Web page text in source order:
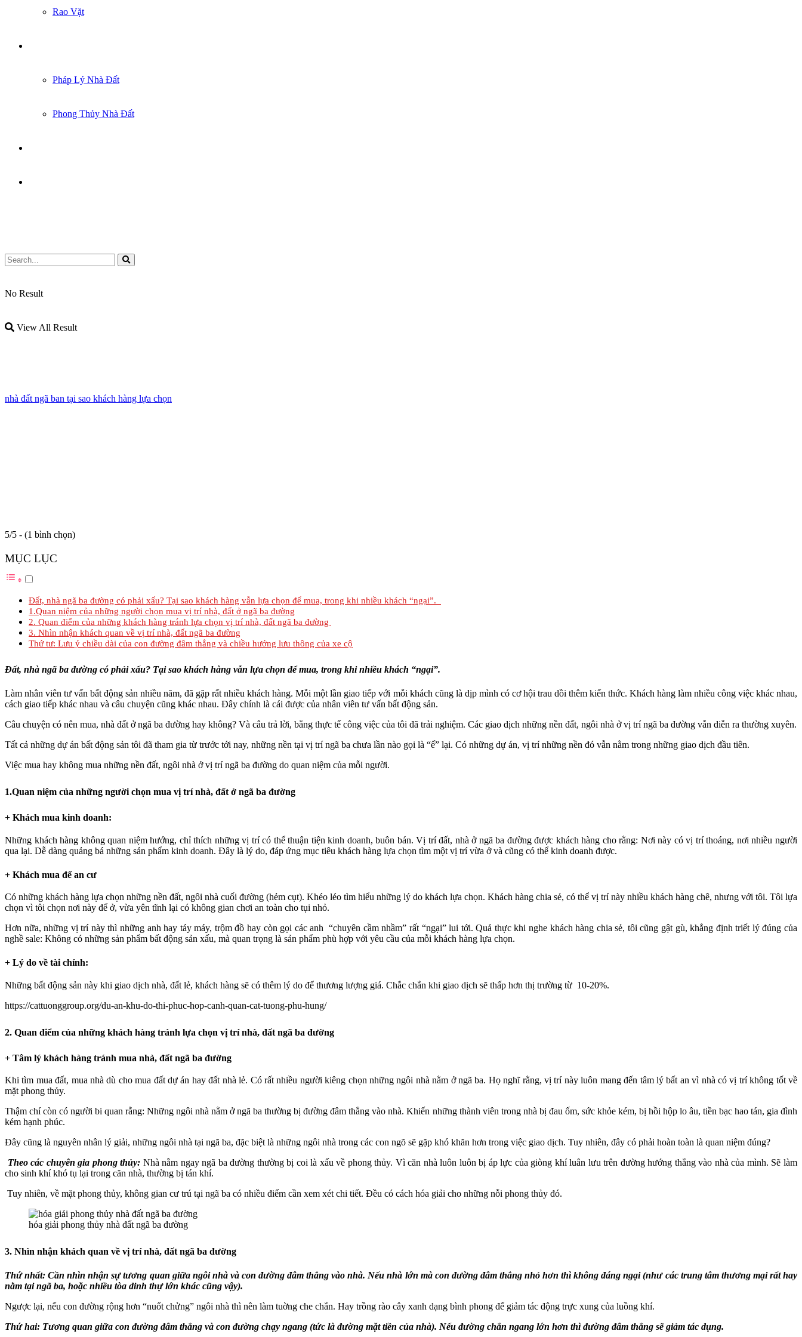
Rao Vặt
Pháp Lý Nhà Đất
Phong Thủy Nhà Đất
No Result
View All Result
nhà đất ngã ban tại sao khách hàng lựa chọn
5/5 - (1 bình chọn)
MỤC LỤC
Đất, nhà ngã ba đường có phải xấu? Tại sao khách hàng vẫn lựa chọn để mua, trong khi nhiều khách “ngại”.
1.Quan niệm của những người chọn mua vị trí nhà, đất ở ngã ba đường
2. Quan điểm của những khách hàng tránh lựa chọn vị trí nhà, đất ngã ba đường
3. Nhìn nhận khách quan về vị trí nhà, đất ngã ba đường
Thứ tư: Lưu ý chiều dài của con đường đâm thẳng và chiều hướng lưu thông của xe cộ
Đất, nhà ngã ba đường có phải xấu? Tại sao khách hàng vẫn lựa chọn để mua, trong khi nhiều khách “ngại”.
Làm nhân viên tư vấn bất động sản nhiều năm, đã gặp rất nhiều khách hàng. Mỗi một lần giao tiếp với mỗi khách cũng là dịp mình có cơ hội trau dồi thêm kiến thức. Khách hàng làm nhiều công việc khác nhau,
cách giao tiếp khác nhau và câu chuyện cũng khác nhau. Đây chính là cái được của nhân viên tư vấn bất động sản.
Câu chuyện có nên mua, nhà đất ở ngã ba đường hay không? Và câu trả lời, bằng thực tế công việc của tôi đã trải nghiệm. Các giao dịch những nền đất, ngôi nhà ở vị trí ngã ba đường vẫn diễn ra thường xuyên.
Tất cả những dự án bất động sản tôi đã tham gia từ trước tới nay, những nền tại vị trí ngã ba chưa lần nào gọi là “ế” lại. Có những dự án, vị trí những nền đó vẫn nằm trong những giao dịch đầu tiên.
Việc mua hay không mua những nền đất, ngôi nhà ở vị trí ngã ba đường do quan niệm của mỗi người.
1.Quan niệm của những người chọn mua vị trí nhà, đất ở ngã ba đường
+ Khách mua kinh doanh:
Những khách hàng không quan niệm hướng, chỉ thích những vị trí có thể thuận tiện kinh doanh, buôn bán. Vị trí đất, nhà ở ngã ba đường được khách hàng cho rằng: Nơi này có vị trí thoáng, nơi nhiều người
qua lại. Dễ dàng quảng bá những sản phẩm kinh doanh. Đây là lý do, đáp ứng mục tiêu khách hàng lựa chọn tìm một vị trí vừa ở và cũng có thể kinh doanh được.
+ Khách mua để an cư
Có những khách hàng lựa chọn những nền đất, ngôi nhà cuối đường (hẻm cụt). Khéo léo tìm hiểu những lý do khách lựa chọn. Khách hàng chia sẻ, có thể vị trí này nhiều khách hàng chê, nhưng với tôi. Tôi lựa
chọn vì tôi chọn nơi này để ở, vừa yên tĩnh lại có không gian chơi an toàn cho tụi nhỏ.
Hơn nữa, những vị trí này thì những anh hay táy máy, trộm đồ hay còn gọi các anh “chuyên cầm nhầm” rất “ngại” lui tới. Quả thực khi nghe khách hàng chia sẻ, tôi cũng gật gù, khẳng định triết lý đúng của
nghề sale: Không có những sản phẩm bất động sản xấu, mà quan trọng là sản phẩm phù hợp với yêu cầu của mỗi khách hàng lựa chọn.
+ Lý do về tài chính:
Những bất động sản này khi giao dịch nhà, đất lẻ, khách hàng sẽ có thêm lý do để thương lượng giá. Chắc chắn khi giao dịch sẽ thấp hơn thị trường từ 10-20%.
https://cattuonggroup.org/du-an-khu-do-thi-phuc-hop-canh-quan-cat-tuong-phu-hung/
2. Quan điểm của những khách hàng tránh lựa chọn vị trí nhà, đất ngã ba đường
+ Tâm lý khách hàng tránh mua nhà, đất ngã ba đường
Khi tìm mua đất, mua nhà dù cho mua đất dự án hay đất nhà lẻ. Có rất nhiều người kiêng chọn những ngôi nhà nằm ở ngã ba. Họ nghĩ rằng, vị trí này luôn mang đến tâm lý bất an vì nhà có vị trí không tốt về
mặt phong thủy.
Thậm chí còn có người bi quan rằng: Những ngôi nhà nằm ở ngã ba thường bị đường đâm thẳng vào nhà. Khiến những thành viên trong nhà bị đau ốm, sức khỏe kém, bị hồi hộp lo âu, tiền bạc hao tán, gia đình
kém hạnh phúc.
Đây cũng là nguyên nhân lý giải, những ngôi nhà tại ngã ba, đặc biệt là những ngôi nhà trong các con ngõ sẽ gặp khó khăn hơn trong việc giao dịch. Tuy nhiên, đây có phải hoàn toàn là quan niệm đúng?
Theo các chuyên gia phong thủy: Nhà nằm ngay ngã ba đường thường bị coi là xấu về phong thủy. Vì căn nhà luôn luôn bị áp lực của giòng khí luân lưu trên đường hướng thẳng vào nhà của mình. Sẽ làm
cho sinh khí khó tụ lại trong căn nhà, thường bị tán khí.
Tuy nhiên, về mặt phong thủy, không gian cư trú tại ngã ba có nhiều điểm cần xem xét chi tiết. Đều có cách hóa giải cho những nỗi phong thủy đó.
hóa giải phong thủy nhà đất ngã ba đường
3. Nhìn nhận khách quan về vị trí nhà, đất ngã ba đường
Thứ nhất: Cần nhìn nhận sự tương quan giữa ngôi nhà và con đường đâm thẳng vào nhà. Nếu nhà lớn mà con đường đâm thẳng nhỏ hơn thì không đáng ngại (như các trung tâm thương mại rất hay
nằm tại ngã ba, hoặc nhiều tòa dinh thự lớn khác cũng vậy).
Ngược lại, nếu con đường rộng hơn “nuốt chửng” ngôi nhà thì nên làm tuờng che chắn. Hay trồng rào cây xanh dạng bình phong để giảm tác động trực xung của luồng khí.
Thứ hai: Tương quan giữa con đường đâm thẳng và con đường chạy ngang (tức là đường mặt tiền của nhà). Nếu đường chắn ngang lớn hơn thì đường đâm thẳng sẽ giảm tác dụng.